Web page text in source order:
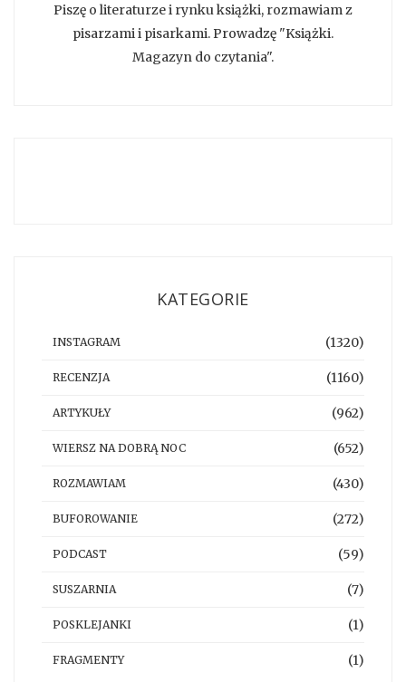
Piszę o literaturze i rynku książki, rozmawiam z
pisarzami i pisarkami. Prowadzę "Książki.
Magazyn do czytania".
KATEGORIE
INSTAGRAM (1320)
RECENZJA (1160)
ARTYKUŁY (962)
WIERSZ NA DOBRĄ NOC (652)
ROZMAWIAM (430)
BUFOROWANIE (272)
PODCAST (59)
SUSZARNIA (7)
POSKLEJANKI (1)
FRAGMENTY (1)